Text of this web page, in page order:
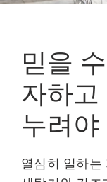
믿을
자하고
누려
열심히 일하는